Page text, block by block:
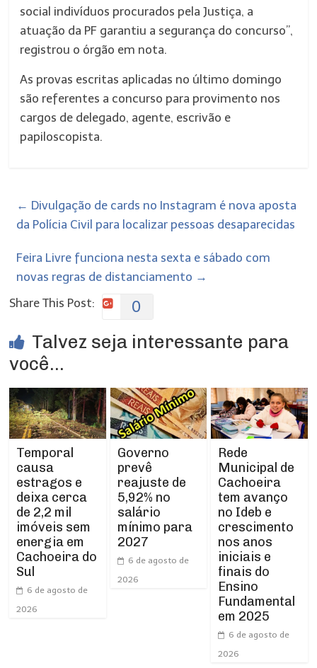
social indivíduos procurados pela Justiça, a
atuação da PF garantiu a segurança do concurso”,
registrou o órgão em nota.
As provas escritas aplicadas no último domingo
são referentes a concurso para provimento nos
cargos de delegado, agente, escrivão e
papiloscopista.
← Divulgação de cards no Instagram é nova aposta
da Polícia Civil para localizar pessoas desaparecidas
Feira Livre funciona nesta sexta e sábado com
novas regras de distanciamento →
Share This Post:
0
Talvez seja interessante para
você...
Temporal
causa
estragos e
deixa cerca
de 2,2 mil
imóveis sem
energia em
Cachoeira do
Sul
6 de agosto de
2026
Governo
prevê
reajuste de
5,92% no
salário
mínimo para
2027
6 de agosto de
2026
Rede
Municipal de
Cachoeira
tem avanço
no Ideb e
crescimento
nos anos
iniciais e
finais do
Ensino
Fundamental
em 2025
6 de agosto de
2026